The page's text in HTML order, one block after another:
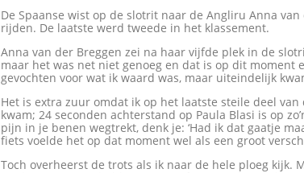
De Spaanse wist op de slotrit naar de Angliru Anna
rijden. De laatste werd tweede in het klassement.
Anna van der Breggen zei na haar vijfde plek in de
maar het was net niet genoeg en dat is op dit moment
gevochten voor wat ik waard was, maar uiteindelijk
Het is extra zuur omdat ik op het laatste steile deel
kwam; 24 seconden achterstand op Paula Blasi is op
pijn in je benen wegtrekt, denk je: ‘Had ik dat gaatje
fiets voelde het op dat moment wel als een groot
Toch overheerst de trots als ik naar de hele ploeg kijk.